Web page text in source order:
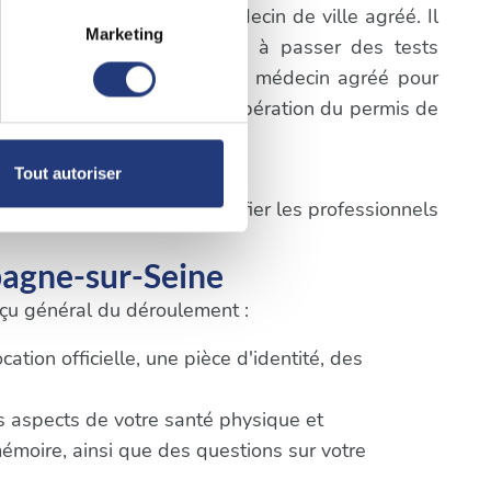
mètres près
(empreintes
relatives aux médias
de notre site avec nos
informations que
Marketing
Tout autoriser
de consulter un médecin de ville agréé. Il
étape consistera à passer des tests
rendez-vous avec un médecin agréé pour
du processus de récupération du permis de
ci-dessus afin d'identifier les professionnels
sur-Seine
général du déroulement :
officielle, une pièce d'identité, des
aspects de votre santé physique et
ainsi que des questions sur votre